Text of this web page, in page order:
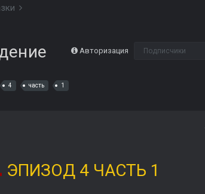
Авторизация Подписчики
4 часть 1
ЭПИЗОД 4 ЧАСТЬ 1